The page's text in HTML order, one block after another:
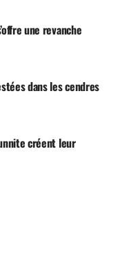
une revanche
dans les cendres
créent leur